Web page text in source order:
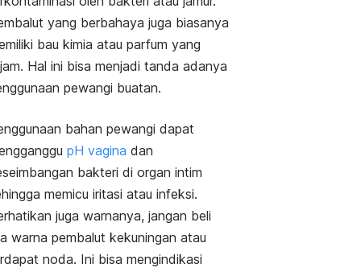
yang berbahaya juga biasanya
bau kimia atau parfum yang
Hal ini bisa menjadi tanda adanya
pewangi buatan.
bahan pewangi dapat
pH vagina dan
bakteri di organ intim
memicu iritasi atau infeksi.
juga warnanya, jangan beli
warna pembalut kekuningan atau
noda. Ini bisa mengindikasi